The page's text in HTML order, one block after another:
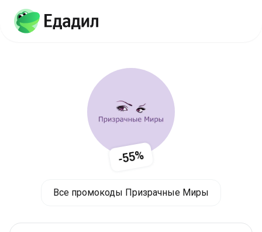
-55%
Все промокоды Призрачные Миры